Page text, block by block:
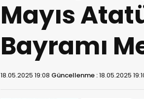
Mayıs
Bayramı
18.05.2025 19:08 Güncellenme :18.05.2025